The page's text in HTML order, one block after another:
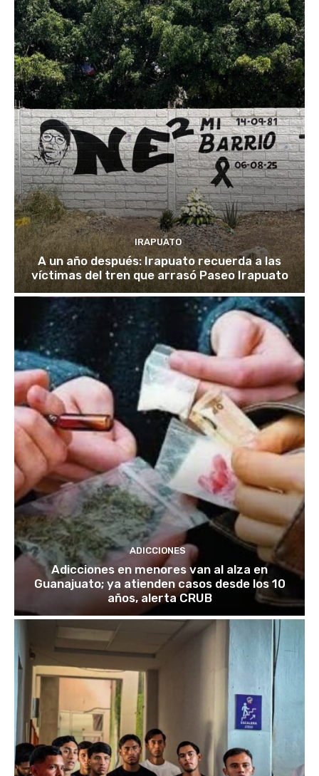
IRAPUATO
A un año después: Irapuato recuerda a las
víctimas del tren que arrasó Paseo Irapuato
ADICCIONES
Adicciones en menores van al alza en
Guanajuato; ya atienden casos desde los 10
años, alerta CRUB